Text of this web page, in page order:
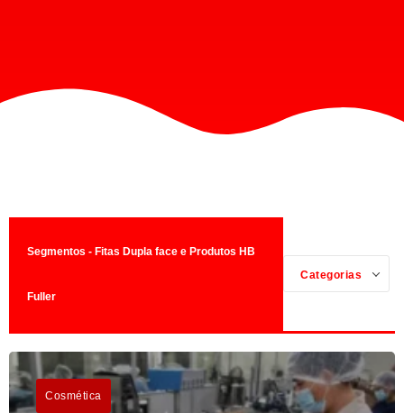
Segmentos - Fitas Dupla face e Produtos HB
Fuller
Categorias
Cosmética